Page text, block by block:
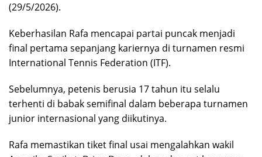
(29/5/2026).
Keberhasilan Rafa mencapai partai puncak menjadi
final pertama sepanjang kariernya di turnamen resmi
International Tennis Federation (ITF).
Sebelumnya, petenis berusia 17 tahun itu selalu
terhenti di babak semifinal dalam beberapa turnamen
junior internasional yang diikutinya.
Rafa memastikan tiket final usai mengalahkan wakil